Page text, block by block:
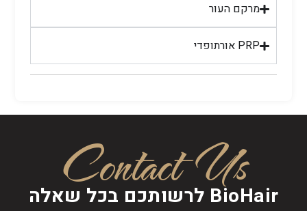
מרקם העור
PRP אורתופדי
Contact Us
BioHair לרשותכם בכל שאלה